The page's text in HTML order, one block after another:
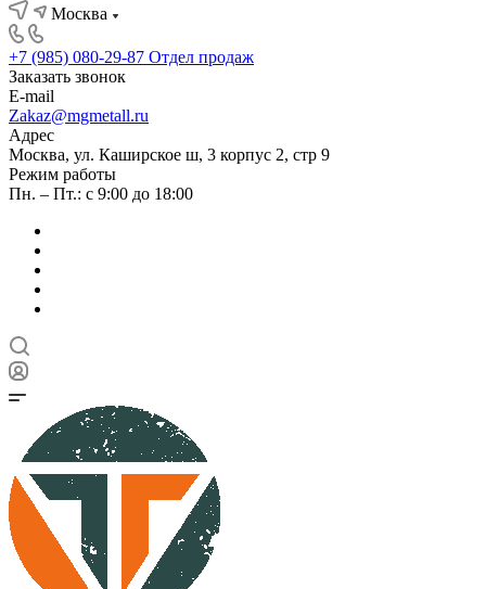
Москва
+7 (985) 080-29-87 Отдел продаж
Заказать звонок
E-mail
Zakaz@mgmetall.ru
Адрес
Москва, ул. Каширское ш, 3 корпус 2, стр 9
Режим работы
Пн. – Пт.: с 9:00 до 18:00